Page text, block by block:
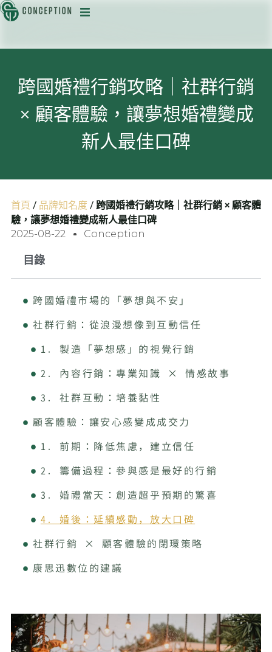
跨國婚禮行銷攻略｜社群行銷
× 顧客體驗，讓夢想婚禮變成
新人最佳口碑
首頁 / 品牌知名度 / 跨國婚禮行銷攻略｜社群行銷 × 顧客體
驗，讓夢想婚禮變成新人最佳口碑
2025-08-22 Conception
目錄
跨國婚禮市場的「夢想與不安」
社群行銷：從浪漫想像到互動信任
1. 製造「夢想感」的視覺行銷
2. 內容行銷：專業知識 × 情感故事
3. 社群互動：培養黏性
顧客體驗：讓安心感變成成交力
1. 前期：降低焦慮，建立信任
2. 籌備過程：參與感是最好的行銷
3. 婚禮當天：創造超乎預期的驚喜
4. 婚後：延續感動，放大口碑
社群行銷 × 顧客體驗的閉環策略
康思迅數位的建議